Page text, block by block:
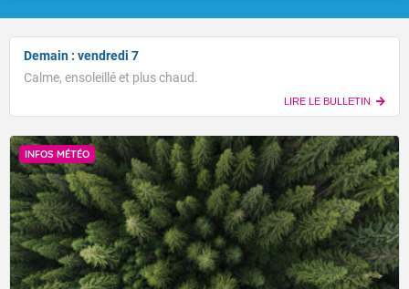
Demain : vendredi 7
Calme, ensoleillé et plus chaud.
LIRE LE BULLETIN
INFOS MÉTÉO